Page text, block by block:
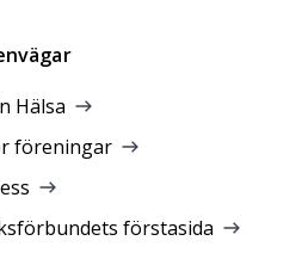
Hälsa
föreningar
förstasida